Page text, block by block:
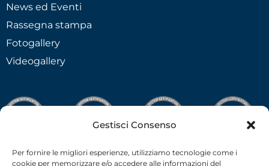
Gestisci Consenso
Per fornire le migliori esperienze, utilizziamo tecnologie come i
cookie per memorizzare e/o accedere alle informazioni del
News ed Eventi
Rassegna stampa
Fotogallery
Videogallery